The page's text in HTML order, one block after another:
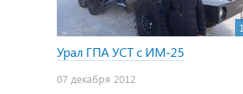
Урал ГПА УСТ с ИМ-25
07 декабря 2012